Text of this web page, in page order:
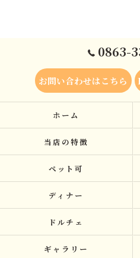
0863-
お問い合わせはこちら
ホーム
当店の特徴
ペット可
ディナー
ドルチェ
ギャラリー